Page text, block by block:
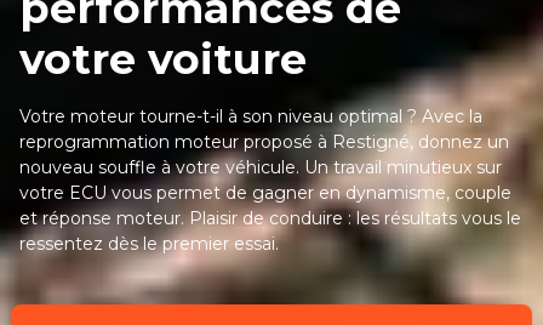
votre voiture
Votre moteur tourne-t-il à son niveau optimal ? Avec la
reprogrammation moteur proposé à Restigné, donnez un
nouveau souffle à votre véhicule. Un travail minutieux sur
votre ECU vous permet de gagner en dynamisme, couple
et réponse moteur. Plaisir de conduire : les résultats vous le
ressentez dès le premier essai.